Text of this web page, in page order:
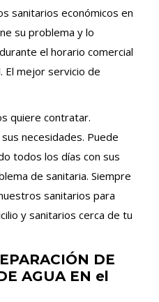
sanitarios económicos en
su problema y lo
el horario comercial
El mejor servicio de
quiere contratar.
necesidades. Puede
todos los días con sus
de sanitaria. Siempre
sanitarios para
y sanitarios cerca de tu
DE
AGUA EN el